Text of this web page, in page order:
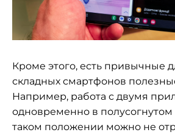
Кроме этого, есть привычные
складных смартфонов
Например, работа с двумя
одновременно в полусогнутом
таком положении можно не